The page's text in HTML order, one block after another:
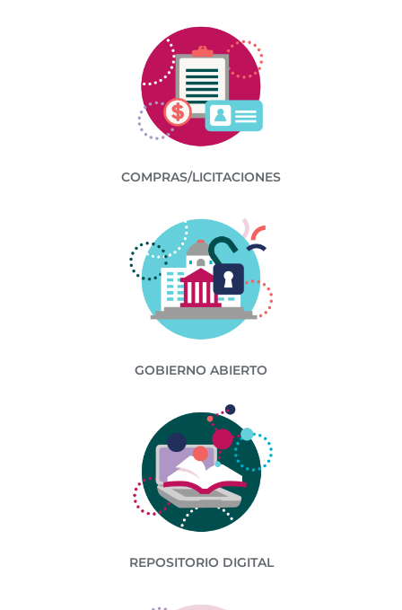
COMPRAS/LICITACIONES
GOBIERNO ABIERTO
REPOSITORIO DIGITAL